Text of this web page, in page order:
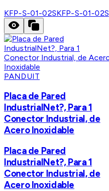
KFP-S-01-02SKFP-S-01-02S
PANDUIT
Placa de Pared
IndustrialNet?, Para 1
Conector Industrial, de
Acero Inoxidable
Placa de Pared
IndustrialNet?, Para 1
Conector Industrial, de
Acero Inoxidable